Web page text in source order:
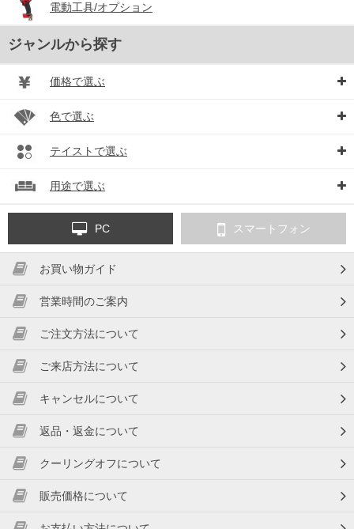
電動工具/オプション
ジャンルから探す
価格で選ぶ
色で選ぶ
テイストで選ぶ
用途で選ぶ
PC スマートフォン
お買い物ガイド
営業時間のご案内
ご注文方法について
ご来店方法について
キャンセルについて
返品・返金について
クーリングオフについて
販売価格について